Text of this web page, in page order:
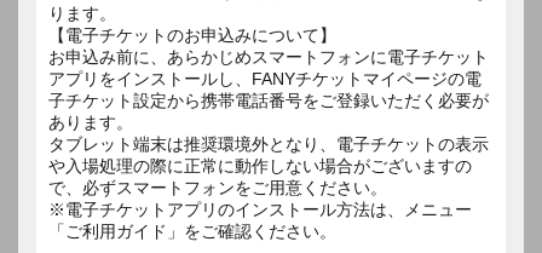
ります。
【電子チケットのお申込みについて】
お申込み前に、あらかじめスマートフォンに電子チケット
アプリをインストールし、FANYチケットマイページの電
子チケット設定から携帯電話番号をご登録いただく必要が
あります。
タブレット端末は推奨環境外となり、電子チケットの表示
や入場処理の際に正常に動作しない場合がございますの
で、必ずスマートフォンをご用意ください。
※電子チケットアプリのインストール方法は、メニュー
「ご利用ガイド」をご確認ください。